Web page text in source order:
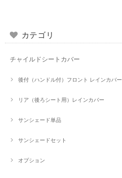
カテゴリ
チャイルドシートカバー
後付（ハンドル付）フロント レインカバー
リア（後ろシート用）レインカバー
サンシェード単品
サンシェードセット
オプション